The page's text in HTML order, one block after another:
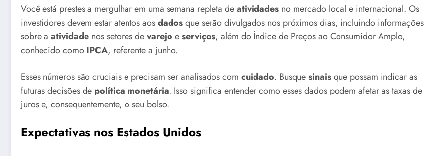
Você está prestes a mergulhar em uma semana repleta deatividades no mercado local e internacional. Os
investidores devem estar atentos aosdadosque serão divulgados nos próximos dias, incluindo informações
sobre a atividade nos setores devarejo eserviços, além do Índice de Preços ao Consumidor Amplo,
conhecido como IPCA, referente a junho.
Esses números são cruciais e precisam ser analisados com cuidado. Busquesinaisque possam indicar as
futuras decisões de política monetária. Isso significa entender como esses dados podem afetar as taxas de
juros e, consequentemente, o seu bolso.
Expectativas nos Estados Unidos